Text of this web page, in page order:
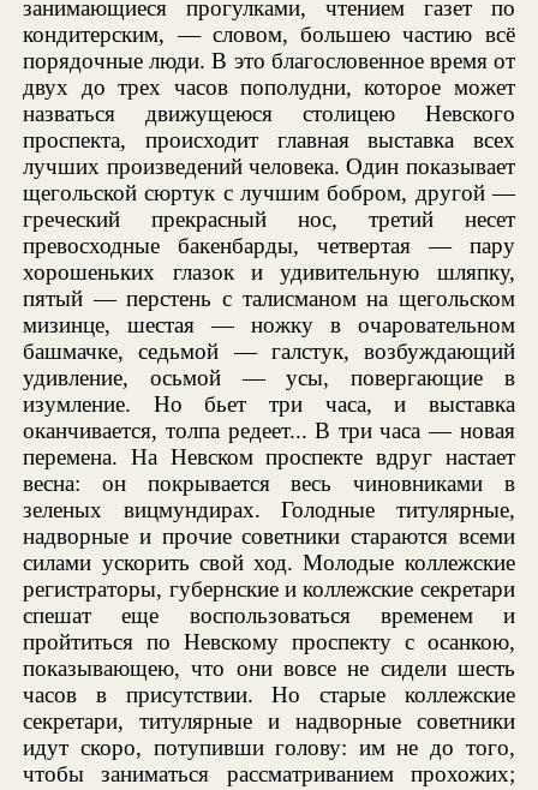
занимающиеся прогулками, чтением газет по
кондитерским, — словом, большею частию всё
порядочные люди. В это благословенное время от
двух до трех часов пополудни, которое может
назваться движущеюся столицею Невского
проспекта, происходит главная выставка всех
лучших произведений человека. Один показывает
щегольской сюртук с лучшим бобром, другой —
греческий прекрасный нос, третий несет
превосходные бакенбарды, четвертая — пару
хорошеньких глазок и удивительную шляпку,
пятый — перстень с талисманом на щегольском
мизинце, шестая — ножку в очаровательном
башмачке, седьмой — галстук, возбуждающий
удивление, осьмой — усы, повергающие в
изумление. Но бьет три часа, и выставка
оканчивается, толпа редеет... В три часа — новая
перемена. На Невском проспекте вдруг настает
весна: он покрывается весь чиновниками в
зеленых вицмундирах. Голодные титулярные,
надворные и прочие советники стараются всеми
силами ускорить свой ход. Молодые коллежские
регистраторы, губернские и коллежские секретари
спешат еще воспользоваться временем и
пройтиться по Невскому проспекту с осанкою,
показывающею, что они вовсе не сидели шесть
часов в присутствии. Но старые коллежские
секретари, титулярные и надворные советники
идут скоро, потупивши голову: им не до того,
чтобы заниматься рассматриванием прохожих;